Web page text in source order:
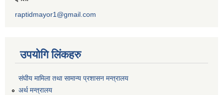
raptidmayor1@gmail.com
उपयोगि लिंकहरु
संघीय मामिला तथा सामान्य प्रशासन मन्त्रालय
अर्थ मन्त्रालय